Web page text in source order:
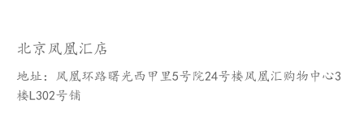
北京凤凰汇店
地址：凤凰环路曙光西甲里5号院24号楼凤凰汇购物中心3
楼L302号铺